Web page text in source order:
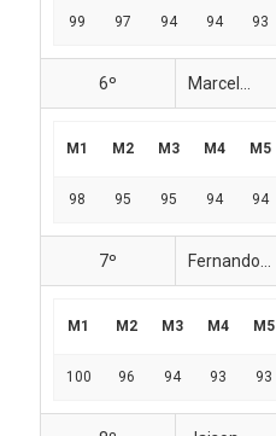
99 97 94 94 93
6º Marcel...
M1 M2 M3 M4 M5
98 95 95 94 94
7º Fernando...
M1 M2 M3 M4 M5
100 96 94 93 93